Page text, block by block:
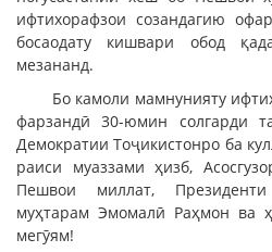
ифтихорафзои созандагию
босаодату кишвари обод
мезананд.
Бо камоли мамнунияту
фарзандӣ 30-юмин солгарди
Демократии Тоҷикистонро ба
раиси муаззами ҳизб,
Пешвои миллат,
муҳтарам Эмомалӣ Раҳмон ва
мегӯям!